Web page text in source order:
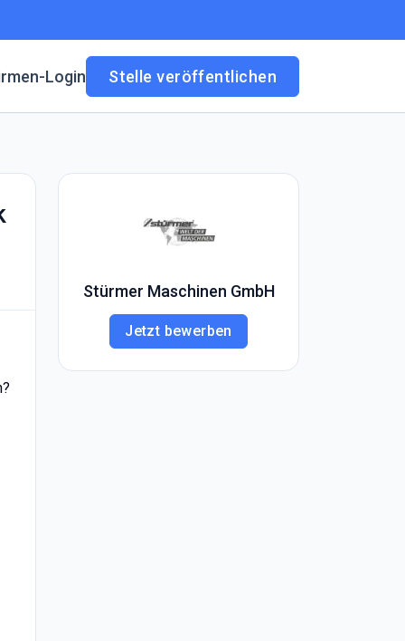
Login Stelle veröffentlichen
Stürmer Maschinen GmbH
Jetzt bewerben